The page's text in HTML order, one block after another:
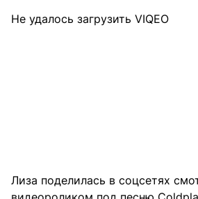
Не удалось загрузить VIQEO
Лиза поделилась в соцсетях